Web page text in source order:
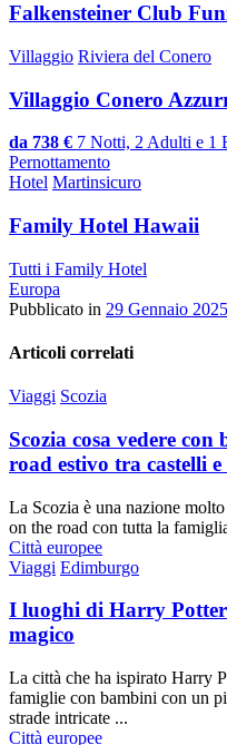
Falkensteiner Club
Villaggio Riviera del Conero
Villaggio Conero
da 738 € 7 Notti, 2 Adulti e 1
Pernottamento
Hotel Martinsicuro
Family Hotel Hawaii
Tutti i Family Hotel
Europa
Pubblicato in 29 Gennaio 2025
Articoli correlati
Viaggi Scozia
Scozia cosa vedere
road estivo tra castelli
La Scozia è una nazione
on the road con tutta la
Città europee
Viaggi Edimburgo
I luoghi di Harry
magico
La città che ha ispirato Harry
famiglie con bambini con un
strade intricate ...
Città europee